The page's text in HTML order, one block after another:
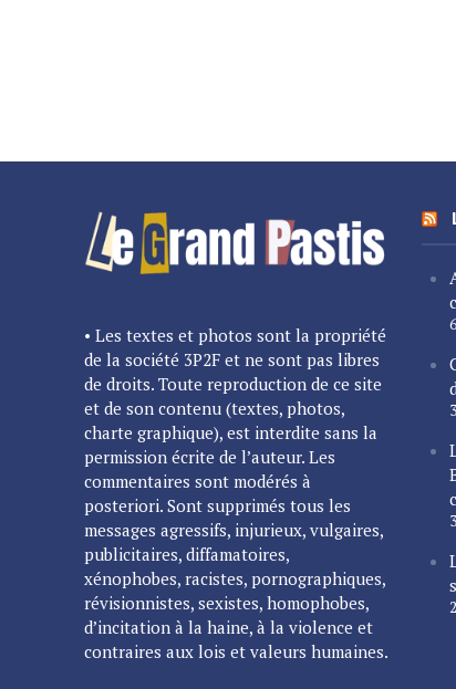
• Les textes et photos sont la propriété
de la société 3P2F et ne sont pas libres
de droits. Toute reproduction de ce site
et de son contenu (textes, photos,
charte graphique), est interdite sans la
permission écrite de l’auteur. Les
commentaires sont modérés à
posteriori. Sont supprimés tous les
messages agressifs, injurieux, vulgaires,
publicitaires, diffamatoires,
xénophobes, racistes, pornographiques,
révisionnistes, sexistes, homophobes,
d’incitation à la haine, à la violence et
contraires aux lois et valeurs humaines.